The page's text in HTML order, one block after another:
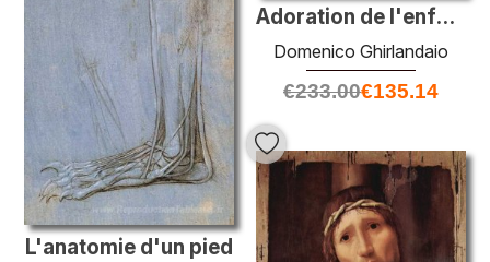
Adoration de l'enfant
Domenico Ghirlandaio
€233.00€135.14
L'anatomie d'un pied